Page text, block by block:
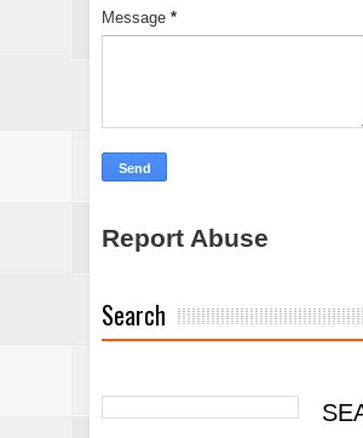
Message *
Report Abuse
Search